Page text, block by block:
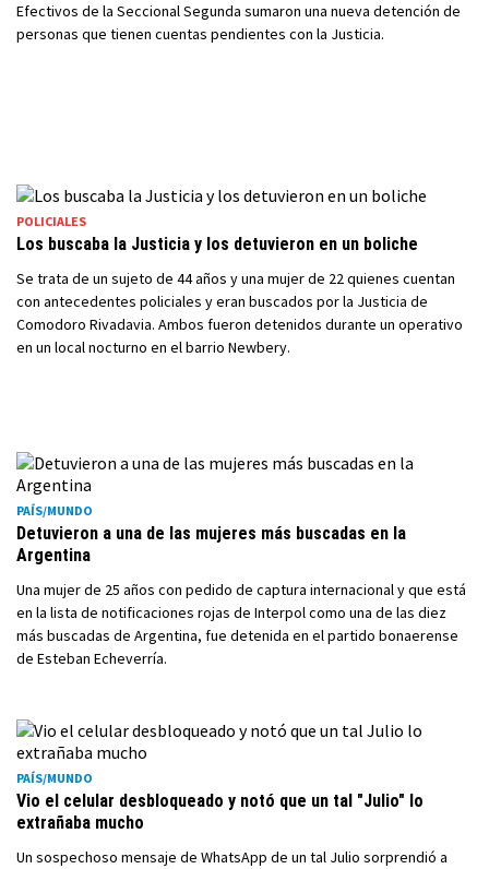
Efectivos de la Seccional Segunda sumaron una nueva detención de
personas que tienen cuentas pendientes con la Justicia.
POLICIALES
Los buscaba la Justicia y los detuvieron en un boliche
Se trata de un sujeto de 44 años y una mujer de 22 quienes cuentan
con antecedentes policiales y eran buscados por la Justicia de
Comodoro Rivadavia. Ambos fueron detenidos durante un operativo
en un local nocturno en el barrio Newbery.
PAÍS/MUNDO
Detuvieron a una de las mujeres más buscadas en la
Argentina
Una mujer de 25 años con pedido de captura internacional y que está
en la lista de notificaciones rojas de Interpol como una de las diez
más buscadas de Argentina, fue detenida en el partido bonaerense
de Esteban Echeverría.
PAÍS/MUNDO
Vio el celular desbloqueado y notó que un tal "Julio" lo
extrañaba mucho
Un sospechoso mensaje de WhatsApp de un tal Julio sorprendió a